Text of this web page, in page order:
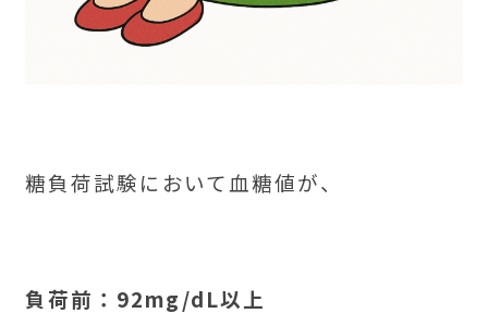
糖負荷試験において血糖値が、
負荷前：92mg/dL以上